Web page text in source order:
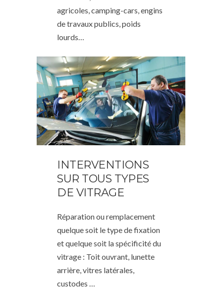
agricoles, camping-cars, engins
de travaux publics, poids
lourds…
INTERVENTIONS
SUR TOUS TYPES
DE VITRAGE
Réparation ou remplacement
quelque soit le type de fixation
et quelque soit la spécificité du
vitrage : Toit ouvrant, lunette
arrière, vitres latérales,
custodes …